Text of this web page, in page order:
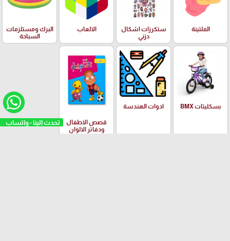
تحدث الينا - واتساب
الملتينة
ستكرزات اشكال
دزني
الالعاب
البرك ومستلزمات
السباحة
بسكليتات BMX ادوات الهندسة
قصص الاطفال
ودفاتر الالوان